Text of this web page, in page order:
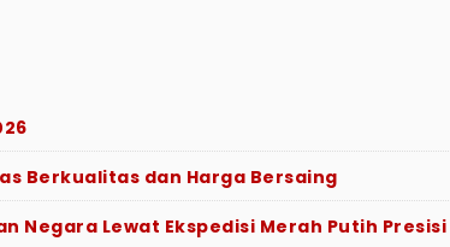
Berkualitas dan Harga Bersaing
Negara Lewat Ekspedisi Merah Putih Presisi